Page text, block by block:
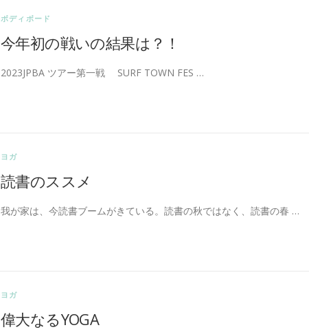
ボディボード
今年初の戦いの結果は？！
2023JPBA ツアー第一戦 SURF TOWN FES …
ヨガ
読書のススメ
我が家は、今読書ブームがきている。読書の秋ではなく、読書の春 …
ヨガ
偉大なるYOGA